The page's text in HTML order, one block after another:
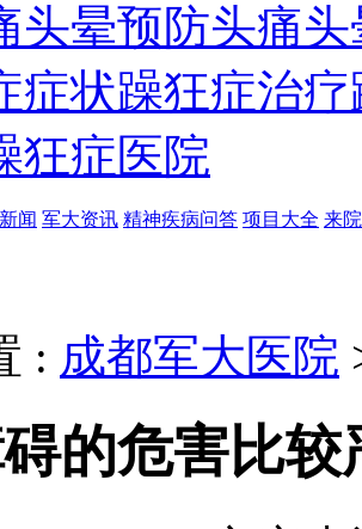
头晕预防头痛
症状躁狂症治疗
狂症医院
闻 军大资讯 精神疾病问答 项目大全 来
: 成都军大医院
的危害比